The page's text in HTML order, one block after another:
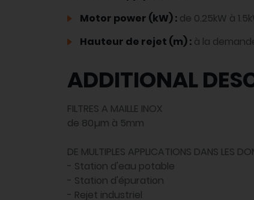
Motor power (kW) : de 0.25kW à
Hauteur de rejet (m) : à la
ADDITIONAL
FILTRES A MAILLE INOX
de 80µm à 5mm
DE MULTIPLES APPLICATIONS DANS LES
- Station d'eau potable
- Station d'épuration
- Rejet industriel